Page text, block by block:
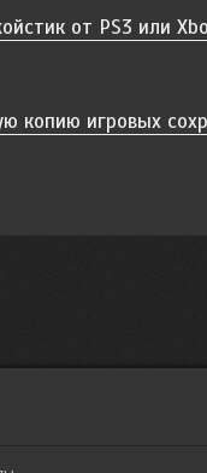
от PS3 или
копию игровых